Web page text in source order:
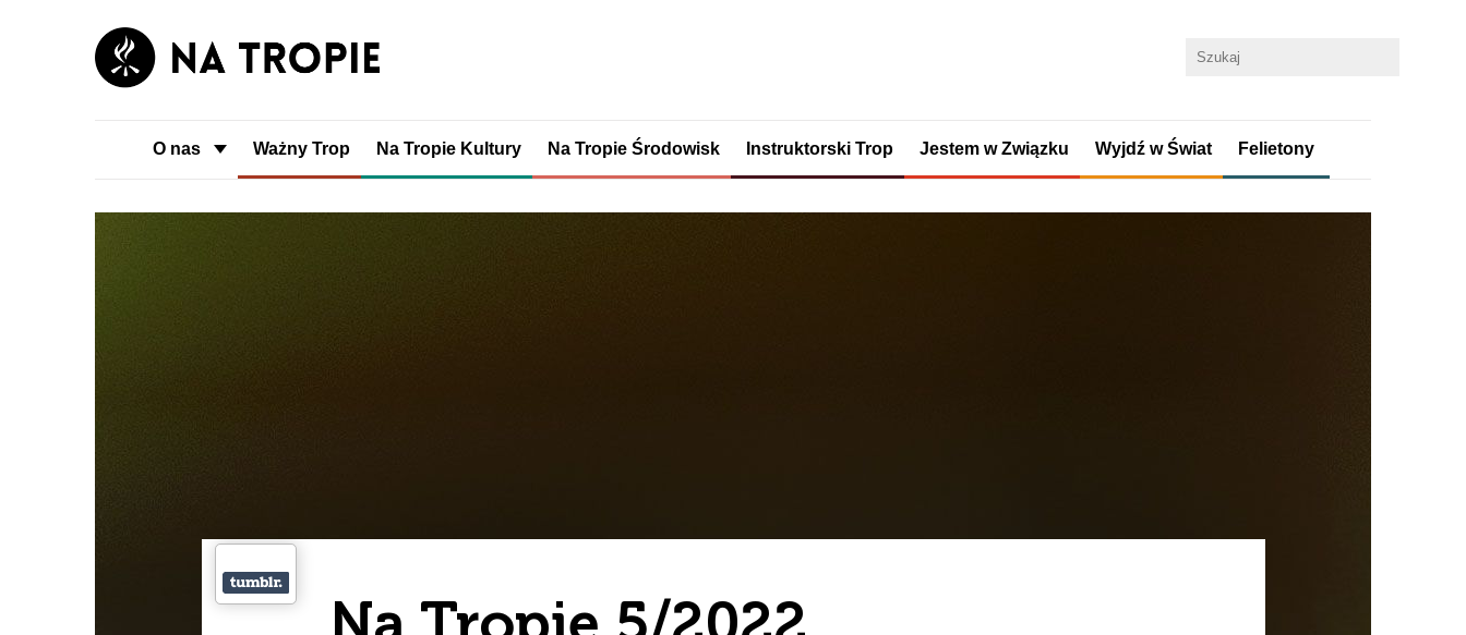
O nas Ważny Trop Na Tropie Kultury Na Tropie Środowisk Instruktorski Trop Jestem w Związku Wyjdź w Świat Felietony